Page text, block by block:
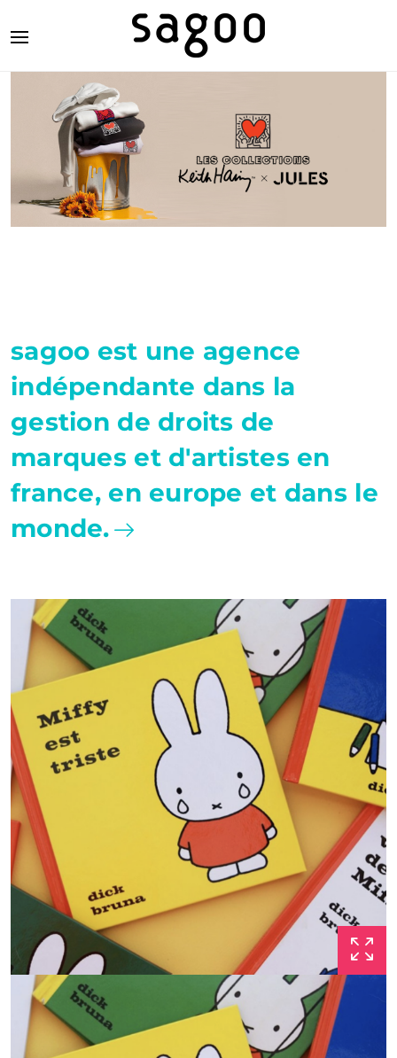
sagoo est une agence
indépendante dans la
gestion de droits de
marques et d'artistes en
france, en europe et dans le
monde.